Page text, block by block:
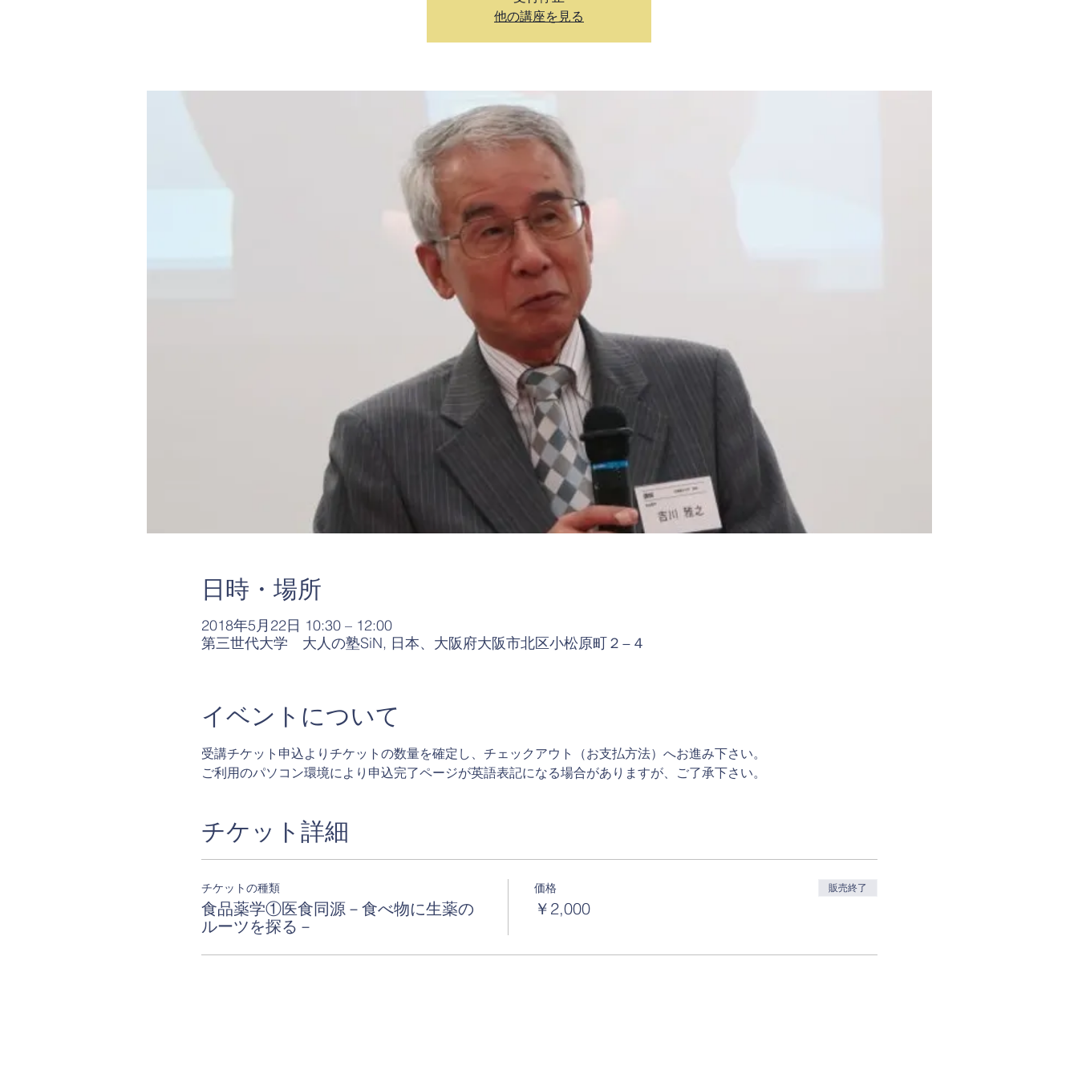
他の講座を見る
日時・場所
2018年5月22日 10:30 – 12:00
第三世代大学 大人の塾SiN, 日本、大阪府大阪市北区小松原町２−４
イベントについて
受講チケット申込よりチケットの数量を確定し、チェックアウト（お支払方法）へお進み下さい。
ご利用のパソコン環境により申込完了ページが英語表記になる場合がありますが、ご了承下さい。
チケット詳細
チケットの種類
食品薬学①医食同源－食べ物に生薬の
ルーツを探る－
価格
￥2,000
販売終了